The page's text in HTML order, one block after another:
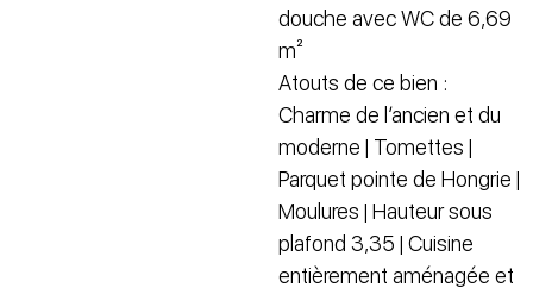
douche avec WC de 6,69
m²
Atouts de ce bien :
Charme de l’ancien et du
moderne | Tomettes |
Parquet pointe de Hongrie |
Moulures | Hauteur sous
plafond 3,35 | Cuisine
entièrement aménagée et